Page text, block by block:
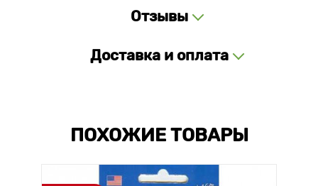
Отзывы
Доставка и оплата
ПОХОЖИЕ ТОВАРЫ